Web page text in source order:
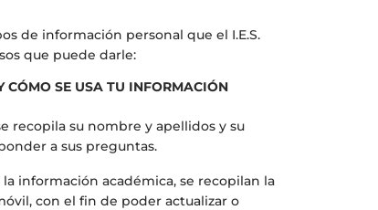
de información personal que el I.E.S.
que puede darle:
CÓMO SE USA TU INFORMACIÓN
recopila su nombre y apellidos y su
a sus preguntas.
la información académica, se recopilan la
con el fin de poder actualizar o